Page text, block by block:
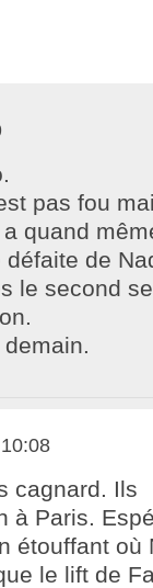
pas fou
quand
de
le second
cagnard. Ils
à Paris.
étouffant où
le lift de